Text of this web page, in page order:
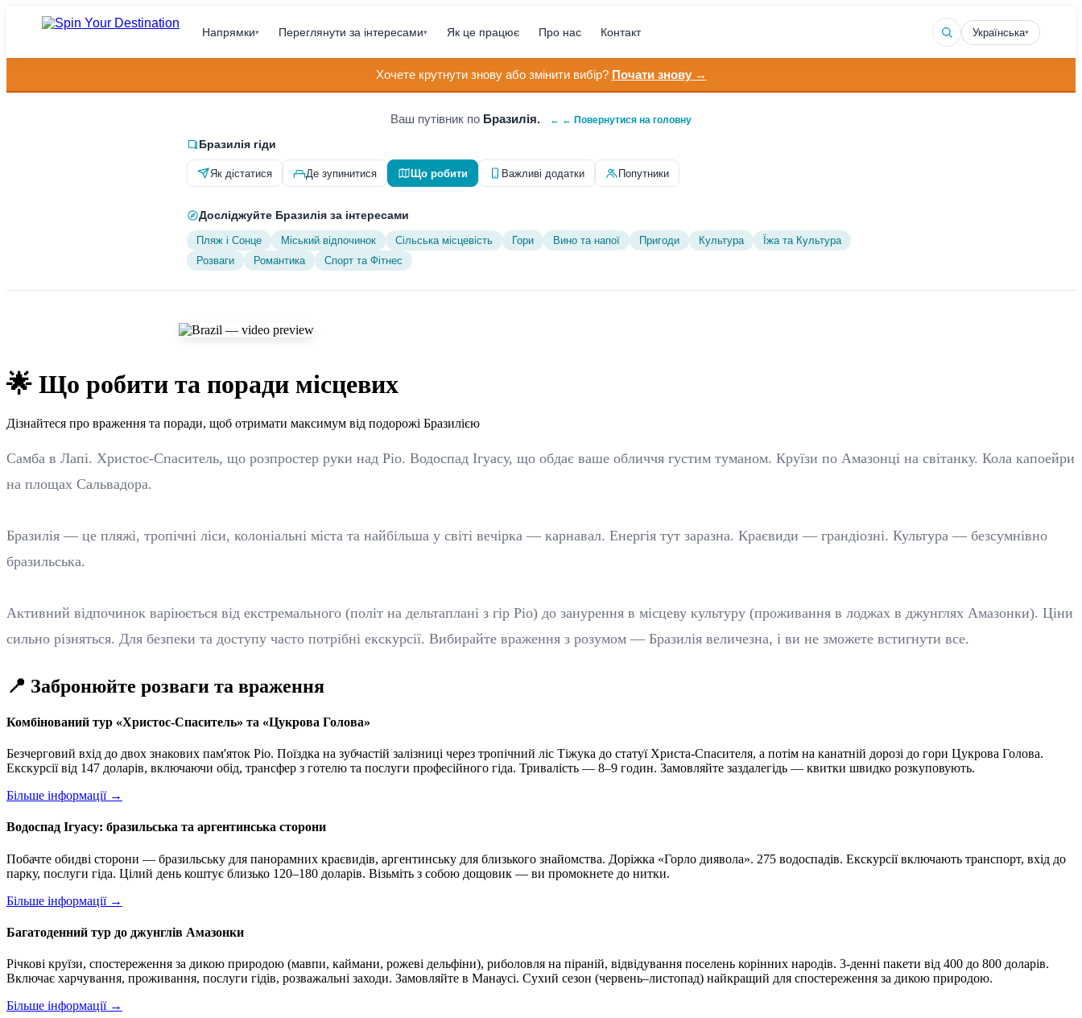
Напрямки▾ Переглянути за інтересами▾ Як це працює Про нас Контакт Українська▾
Хочете крутнути знову або змінити вибір? Почати знову →
Ваш путівник по Бразилія. ← ← Повернутися на головну
Бразилія гіди
Як дістатися Де зупинитися Що робити Важливі додатки Попутники
Досліджуйте Бразилія за інтересами
Пляж і Сонце Міський відпочинок Сільська місцевість Гори Вино та напої Пригоди Культура
Їжа та Культура
Розваги
Романтика Спорт та Фітнес
🌟 Що робити та поради місцевих
Дізнайтеся про враження та поради, щоб отримати максимум від подорожі Бразилією
Самба в Лапі. Христос-Спаситель, що розпростер руки над Ріо. Водоспад Ігуасу, що обдає ваше обличчя густим туманом. Круїзи по Амазонці на світанку. Кола капоейри
на площах Сальвадора.
Бразилія — це пляжі, тропічні ліси, колоніальні міста та найбільша у світі вечірка — карнавал. Енергія тут заразна. Краєвиди — грандіозні. Культура — безсумнівно
бразильська.
Активний відпочинок варіюється від екстремального (політ на дельтаплані з гір Ріо) до занурення в місцеву культуру (проживання в лоджах в джунглях Амазонки). Ціни
сильно різняться. Для безпеки та доступу часто потрібні екскурсії. Вибирайте враження з розумом — Бразилія величезна, і ви не зможете встигнути все.
📍 Забронюйте розваги та враження
Комбінований тур «Христос-Спаситель» та «Цукрова Голова»
Безчерговий вхід до двох знакових пам'яток Ріо. Поїздка на зубчастій залізниці через тропічний ліс Тіжука до статуї Христа-Спасителя, а потім на канатній дорозі до гори Цукрова Голова.
Екскурсії від 147 доларів, включаючи обід, трансфер з готелю та послуги професійного гіда. Тривалість — 8–9 годин. Замовляйте заздалегідь — квитки швидко розкуповують.
Більше інформації →
Водоспад Ігуасу: бразильська та аргентинська сторони
Побачте обидві сторони — бразильську для панорамних краєвидів, аргентинську для близького знайомства. Доріжка «Горло диявола». 275 водоспадів. Екскурсії включають транспорт, вхід до
парку, послуги гіда. Цілий день коштує близько 120–180 доларів. Візьміть з собою дощовик — ви промокнете до нитки.
Більше інформації →
Багатоденний тур до джунглів Амазонки
Річкові круїзи, спостереження за дикою природою (мавпи, каймани, рожеві дельфіни), риболовля на піраній, відвідування поселень корінних народів. 3-денні пакети від 400 до 800 доларів.
Включає харчування, проживання, послуги гідів, розважальні заходи. Замовляйте в Манаусі. Сухий сезон (червень–листопад) найкращий для спостереження за дикою природою.
Більше інформації →